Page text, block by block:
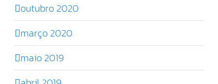
outubro 2020
março 2020
maio 2019